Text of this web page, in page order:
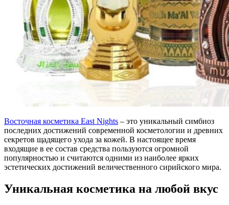
Восточная косметика East Nights – это уникальный симбиоз
последних достижений современной косметологии и древних
секретов щадящего ухода за кожей. В настоящее время
входящие в ее состав средства пользуются огромной
популярностью и считаются одними из наиболее ярких
эстетических достижений величественного сирийского мира.
Уникальная косметика на любой вкус